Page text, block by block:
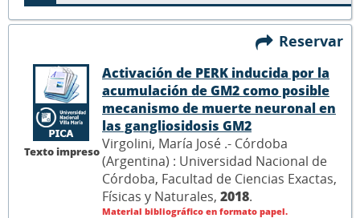
Reservar
Texto impreso
Activación de PERK inducida por la
acumulación de GM2 como posible
mecanismo de muerte neuronal en
las gangliosidosis GM2
Virgolini, María José .- Córdoba
(Argentina) : Universidad Nacional de
Córdoba, Facultad de Ciencias Exactas,
Físicas y Naturales, 2018.
Material bibliográfico en formato papel.